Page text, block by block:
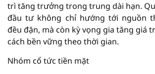
trì tăng trưởng trong trung dài hạn.
đầu tư không chỉ hướng tới nguồn
đều đặn, mà còn kỳ vọng gia tăng giá
cách bền vững theo thời gian.
Nhóm cổ tức tiền mặt